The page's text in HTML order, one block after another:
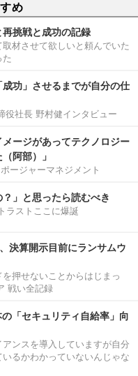
め
挑戦と成功の記録
材させて欲しいと頼んでいた
成功」させるまでが自分の仕
役社長 野村健インタビュー
メージがあってテクノロジー
阿部）」
ージャーマネジメント
」と思ったら読むべき
ラストここに爆誕
決算開示目前にランサムウ
押せないことからはじまっ
戦い全記録
「セキュリティ自給率」向
ンスを導入していますが自分
るかわかっていないんじゃな